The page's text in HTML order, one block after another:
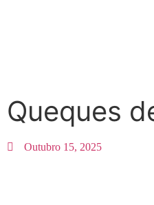
Queques
Outubro 15, 2025